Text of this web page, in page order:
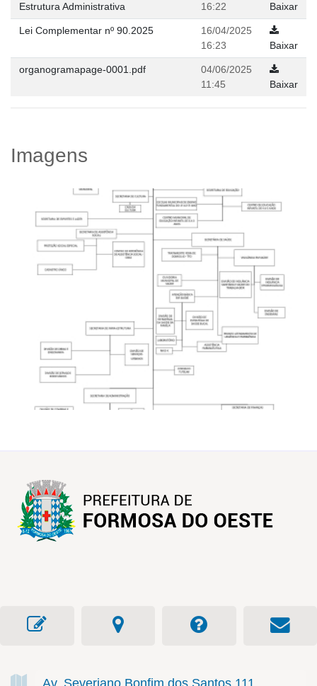
Estrutura Administrativa
16:22
Baixar
Lei Complementar nº 90.2025
16/04/2025
16:23
Baixar
organogramapage-0001.pdf
04/06/2025
11:45
Baixar
Imagens
Av. Severiano Bonfim dos Santos 111